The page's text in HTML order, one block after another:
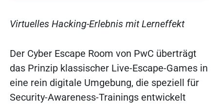
Virtuelles Hacking-Erlebnis mit Lerneffekt
Der Cyber Escape Room von PwC überträgt
das Prinzip klassischer Live-Escape-Games in
eine rein digitale Umgebung, die speziell für
Security-Awareness-Trainings entwickelt